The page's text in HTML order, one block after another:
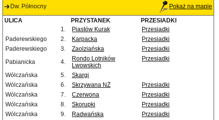
Dw. Północny Pokaż na mapie
ULICA PRZYSTANEK
PRZESIADKI
1.
Piastów Kurak
Przesiadki
Paderewskiego
2. Karpacka
Przesiadki
Paderewskiego
3. Zaolziańska
Przesiadki
Pabianicka
4.
Rondo Lotników
Lwowskich
Przesiadki
Wólczańska 5.
Skargi
Wólczańska
6. Skrzywana NŻ
Przesiadki
Wólczańska
7. Czerwona
Przesiadki
Wólczańska
8. Skorupki
Przesiadki
Wólczańska
9. Radwańska
Przesiadki